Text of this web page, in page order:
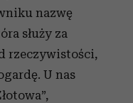
nazwę
służy za
rzeczywistości,
U nas